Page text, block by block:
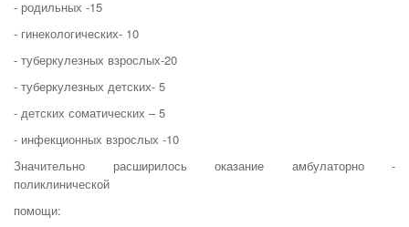
- родильных -15
- гинекологических- 10
- туберкулезных взрослых-20
- туберкулезных детских- 5
- детских соматических – 5
- инфекционных взрослых -10
Значительно расширилось оказание амбулаторно -
поликлинической
помощи: